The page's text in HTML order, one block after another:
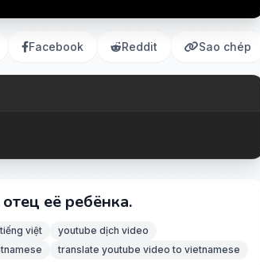
Facebook Reddit Sao chép
её ребёнка.
việt
youtube dịch video
translate youtube video to vietnamese